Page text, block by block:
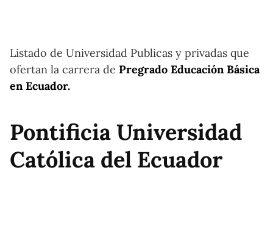
Listado de Universidad Publicas y privadas que
ofertan la carrera de Pregrado Educación Básica
en Ecuador.
Pontificia Universidad
Católica del Ecuador